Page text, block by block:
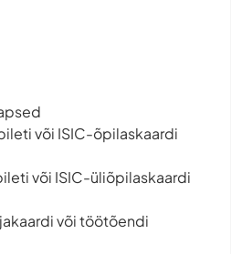
või ISIC-õpilaskaardi
või ISIC-üliõpilaskaardi
või töötõendi